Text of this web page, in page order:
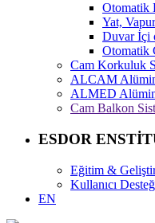
Otomatik
Yat,
Duvar İçi
Otomatik
Cam Korkuluk
ALCAM
ALMED
Cam Balkon
ESDOR
Eğitim &
Kullanıcı
EN